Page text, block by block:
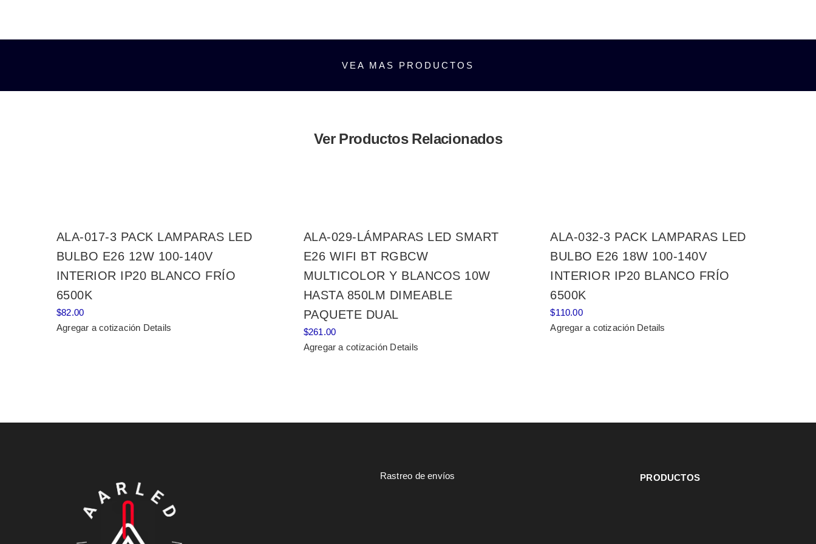
VEA MAS PRODUCTOS
Ver Productos Relacionados
ALA-017-3 PACK LAMPARAS LED
BULBO E26 12W 100-140V
INTERIOR IP20 BLANCO FRÍO
6500K
$82.00
Agregar a cotización Details
ALA-029-LÁMPARAS LED SMART
E26 WIFI BT RGBCW
MULTICOLOR Y BLANCOS 10W
HASTA 850LM DIMEABLE
PAQUETE DUAL
$261.00
Agregar a cotización Details
ALA-032-3 PACK LAMPARAS LED
BULBO E26 18W 100-140V
INTERIOR IP20 BLANCO FRÍO
6500K
$110.00
Agregar a cotización Details
Rastreo de envíos PRODUCTOS